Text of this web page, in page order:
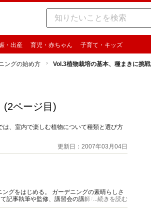
・出産 育児・赤ちゃん 子育て・キッズ
ングの始め方 Vol.3植物栽培の基本、種まきに挑
(2ページ目)
、室内で楽しむ植物について種類と選び方
更新日：2007年03月04日
グをはじめる。 ガーデニングの素晴らしさ
記事執筆や監修、講習会の講師などの活動を
...続きを読む